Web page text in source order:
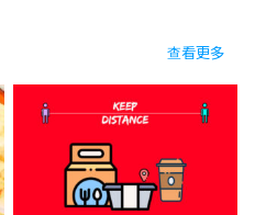
查看更多